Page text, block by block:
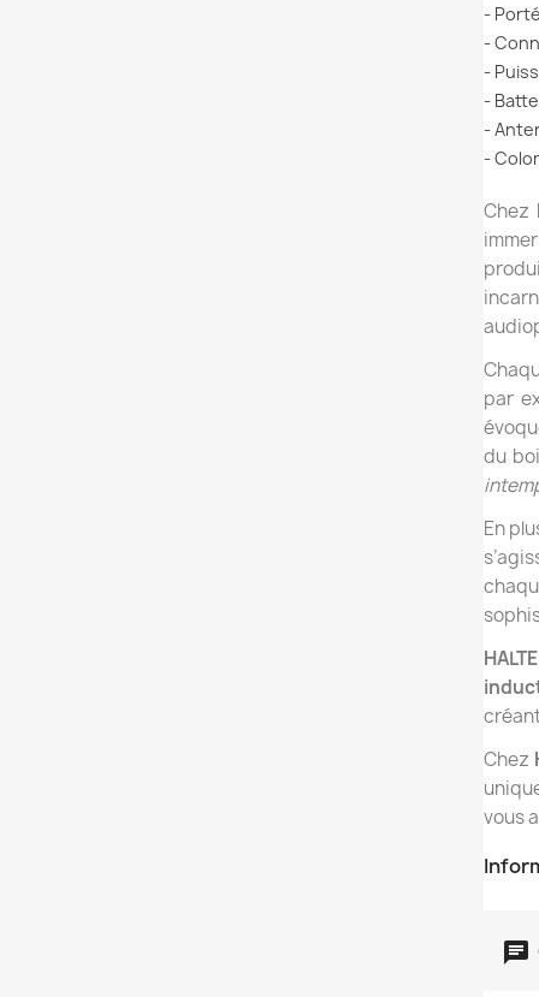
-
-
-
-
-
-
Chez
par
du
En
Chez
vous